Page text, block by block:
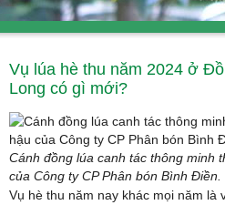
Vụ lúa hè thu năm 2024 ở
Long có gì mới?
Cánh đồng lúa canh tác thông minh
của Công ty CP Phân bón Bình Điền.
Vụ hè thu năm nay khác mọi năm là